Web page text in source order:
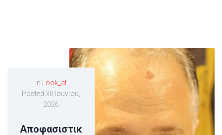
In
Look_at
Posted 30 Ιουνίου,
2026
Αποφασιστικ